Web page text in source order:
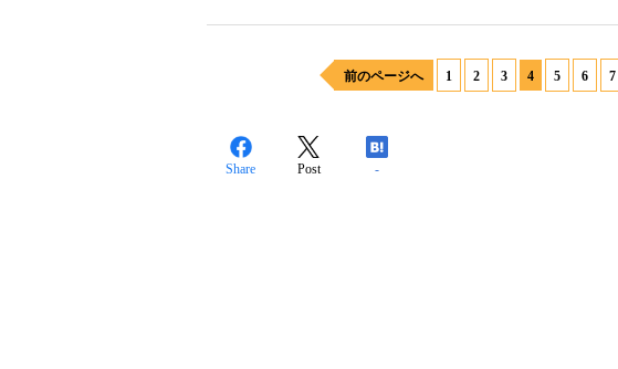
前のページへ 1 2 3 4 5 6 7
Share Post -